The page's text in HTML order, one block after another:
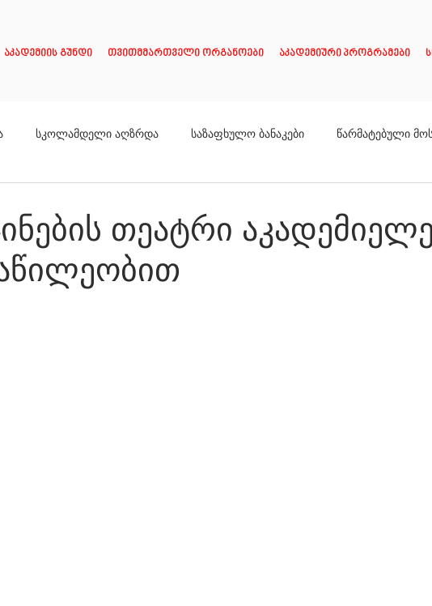
აკადემიის გუნდი თვითმმართველი ორგანოები აკადემიური პროგრამები
სკოლამდელი აღზრდა საზაფხულო ბანაკები წარმატებული
თეატრი